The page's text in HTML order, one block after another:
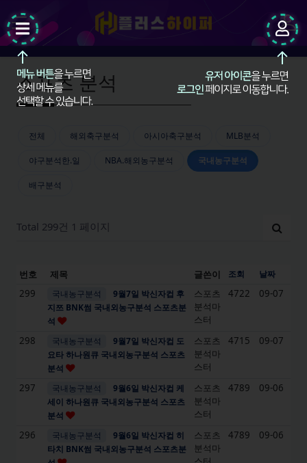
팝업레이어 알림
팝업레이어 알림이 없습니다.